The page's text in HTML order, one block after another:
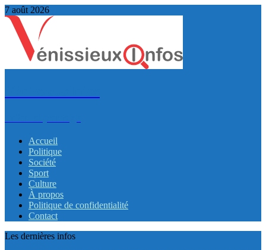
7 août 2026
Accueil
Politique
Société
Sport
Culture
À propos
Politique de confidentialité
Contact
Les dernières infos